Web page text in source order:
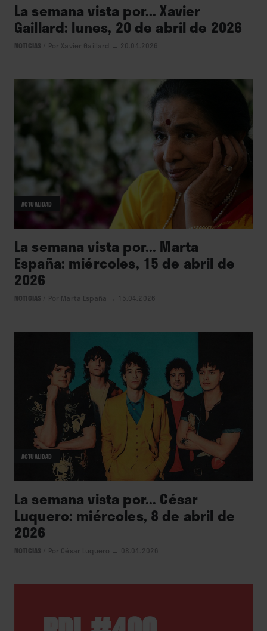
La semana vista por... Xavier
Gaillard: lunes, 20 de abril de 2026
NOTICIAS Por Xavier Gaillard → 20.04.2026
ACTUALIDAD
La semana vista por... Marta
España: miércoles, 15 de abril de
2026
NOTICIAS Por Marta España → 15.04.2026
ACTUALIDAD
La semana vista por... César
Luquero: miércoles, 8 de abril de
2026
NOTICIAS Por César Luquero → 08.04.2026